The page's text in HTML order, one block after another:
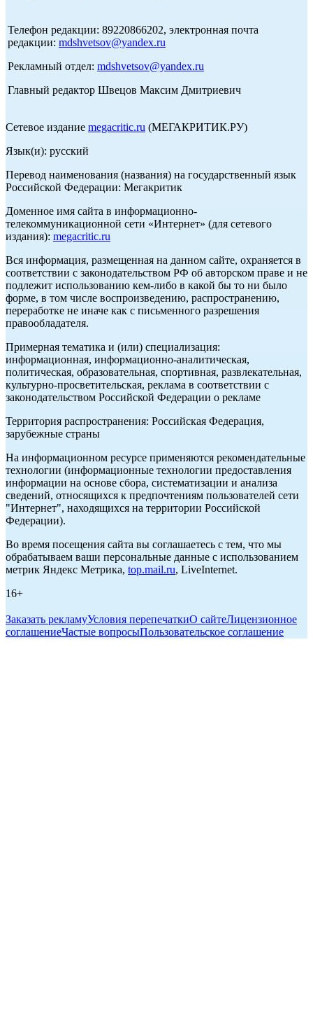
Телефон редакции: 89220866202, электронная почта
редакции: mdshvetsov@yandex.ru
Рекламный отдел: mdshvetsov@yandex.ru
Главный редактор Швецов Максим Дмитриевич
Сетевое издание megacritic.ru (МЕГАКРИТИК.РУ)
Язык(и): русский
Перевод наименования (названия) на государственный язык
Российской Федерации: Мегакритик
Доменное имя сайта в информационно-
телекоммуникационной сети «Интернет» (для сетевого
издания): megacritic.ru
Вся информация, размещенная на данном сайте, охраняется в
соответствии с законодательством РФ об авторском праве и не
подлежит использованию кем-либо в какой бы то ни было
форме, в том числе воспроизведению, распространению,
переработке не иначе как с письменного разрешения
правообладателя.
Примерная тематика и (или) специализация:
информационная, информационно-аналитическая,
политическая, образовательная, спортивная, развлекательная,
культурно-просветительская, реклама в соответствии с
законодательством Российской Федерации о рекламе
Территория распространения: Российская Федерация,
зарубежные страны
На информационном ресурсе применяются рекомендательные
технологии (информационные технологии предоставления
информации на основе сбора, систематизации и анализа
сведений, относящихся к предпочтениям пользователей сети
"Интернет", находящихся на территории Российской
Федерации).
Во время посещения сайта вы соглашаетесь с тем, что мы
обрабатываем ваши персональные данные с использованием
метрик Яндекс Метрика, top.mail.ru, LiveInternet.
16+
Заказать рекламуУсловия перепечаткиО сайтеЛицензионное
соглашениеЧастые вопросыПользовательское соглашение